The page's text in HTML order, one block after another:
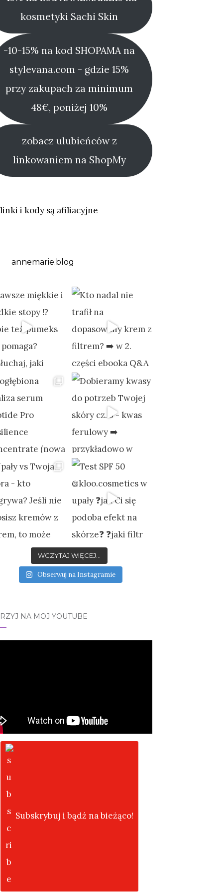
kosmetyki Sachi Skin
-10-15% na kod SHOPAMA na
stylevana.com - gdzie 15%
przy zakupach za minimum
48€, poniżej 10%
zobacz ulubieńców z
linkowaniem na ShopMy
i kody są afiliacyjne
annemarie.blog
WCZYTAJ WIĘCEJ...
Obserwuj na Instagramie
NA MÓJ YOUTUBE
Subskrybuj i bądź na bieżąco!